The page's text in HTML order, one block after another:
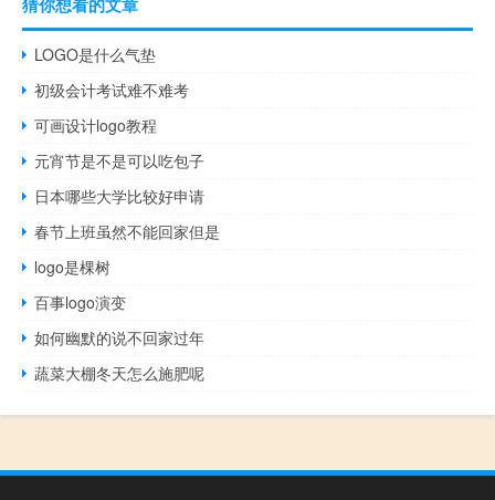
LOGO是什么气垫
初级会计考试难不难考
可画设计logo教程
元宵节是不是可以吃包子
日本哪些大学比较好申请
春节上班虽然不能回家但是
logo是棵树
百事logo演变
如何幽默的说不回家过年
蔬菜大棚冬天怎么施肥呢